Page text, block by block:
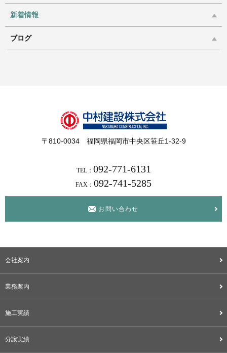
新着情報
ブログ
〒810-0034 福岡県福岡市中央区笹丘1-32-9
TEL： 092-771-6131
FAX： 092-741-5285
お問い合わせ
会社案内
業務案内
施工実績
分譲実績